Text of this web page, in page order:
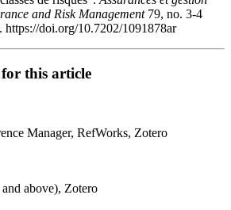
and Risk Management79, no. 3-4
https://doi.org/10.7202/1091878ar
this article
Manager, RefWorks, Zotero
above), Zotero